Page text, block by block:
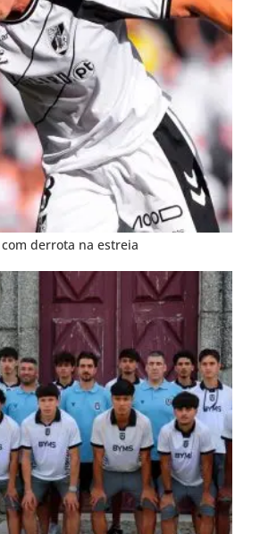
derrota na estreia